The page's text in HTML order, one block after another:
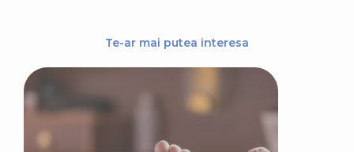
Te-ar mai putea interesa